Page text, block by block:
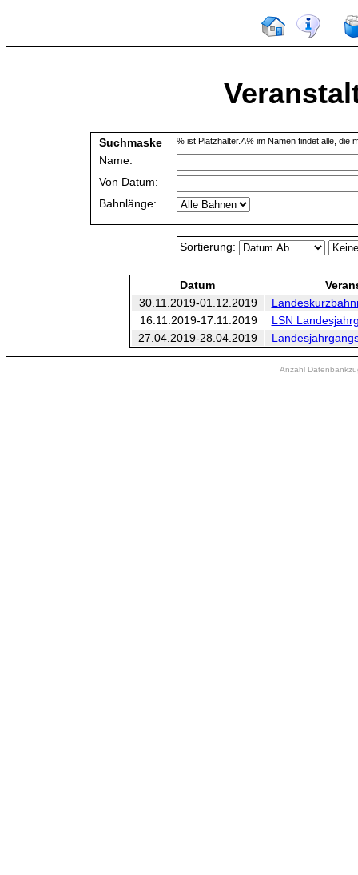
Suchmaske % ist Platzhalter.A% im Namen findet alle, die
Name:
Von Datum:
Bahnlänge:
Sortierung:
Datum
30.11.2019-01.12.2019
16.11.2019-17.11.2019
LSN
27.04.2019-28.04.2019
Anzahl